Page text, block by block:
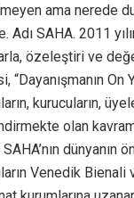
ama nerede
Adı SAHA. 2011
özeleştiri ve
“Dayanışmanın On
kurucuların,
olan
Venedik